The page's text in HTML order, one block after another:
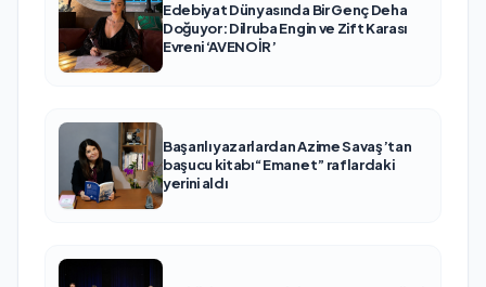
Edebiyat Dünyasında Bir Genç Deha
Doğuyor: Dilruba Engin ve Zift Karası
Evreni ‘AVENOİR’
Başarılı yazarlardan Azime Savaş’tan
başucu kitabı “Emanet” raflardaki
yerini aldı